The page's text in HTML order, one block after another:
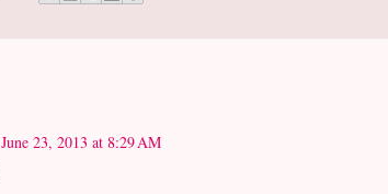
June 23, 2013 at 8:29 AM